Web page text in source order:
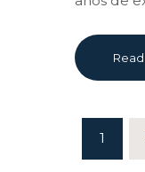
de
PAGE
1